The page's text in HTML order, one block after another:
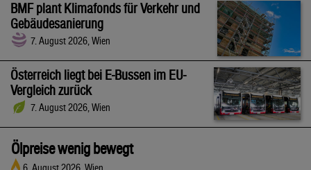
BMF plant Klimafonds für Verkehr und
Gebäudesanierung
7. August 2026, Wien
Österreich liegt bei E-Bussen im EU-
Vergleich zurück
7. August 2026, Wien
Ölpreise wenig bewegt